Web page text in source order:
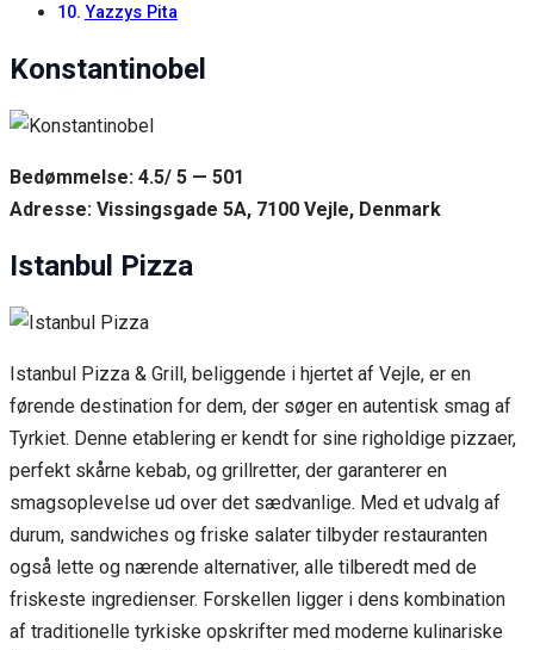
Yazzys Pita
Konstantinobel
Bedømmelse: 4.5/ 5 — 501
Adresse: Vissingsgade 5A, 7100 Vejle, Denmark
Istanbul Pizza
Istanbul Pizza & Grill, beliggende i hjertet af Vejle, er en
førende destination for dem, der søger en autentisk smag af
Tyrkiet. Denne etablering er kendt for sine righoldige pizzaer,
perfekt skårne kebab, og grillretter, der garanterer en
smagsoplevelse ud over det sædvanlige. Med et udvalg af
durum, sandwiches og friske salater tilbyder restauranten
også lette og nærende alternativer, alle tilberedt med de
friskeste ingredienser. Forskellen ligger i dens kombination
af traditionelle tyrkiske opskrifter med moderne kulinariske